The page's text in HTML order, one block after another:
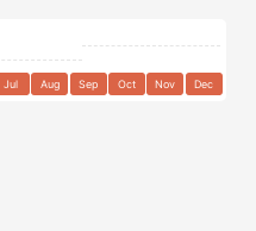
Jul Aug Sep Oct Nov Dec